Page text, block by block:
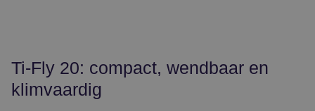
Ti-Fly 20: compact, wendbaar en
klimvaardig